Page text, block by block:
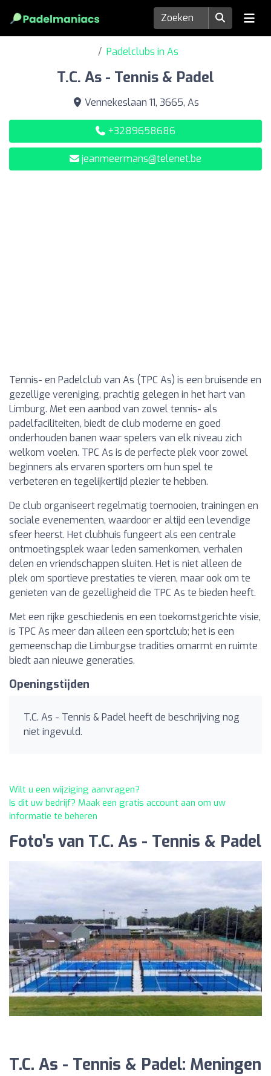
Padelclubs in As
T.C. As - Tennis & Padel
Vennekeslaan 11, 3665, As
+3289658686
jeanmeermans@telenet.be
Tennis- en Padelclub van As (TPC As) is een bruisende en
gezellige vereniging, prachtig gelegen in het hart van
Limburg. Met een aanbod van zowel tennis- als
padelfaciliteiten, biedt de club moderne en goed
onderhouden banen waar spelers van elk niveau zich
welkom voelen. TPC As is de perfecte plek voor zowel
beginners als ervaren sporters om hun spel te
verbeteren en tegelijkertijd plezier te hebben.
De club organiseert regelmatig toernooien, trainingen en
sociale evenementen, waardoor er altijd een levendige
sfeer heerst. Het clubhuis fungeert als een centrale
ontmoetingsplek waar leden samenkomen, verhalen
delen en vriendschappen sluiten. Het is niet alleen de
plek om sportieve prestaties te vieren, maar ook om te
genieten van de gezelligheid die TPC As te bieden heeft.
Met een rijke geschiedenis en een toekomstgerichte visie,
is TPC As meer dan alleen een sportclub; het is een
gemeenschap die Limburgse tradities omarmt en ruimte
biedt aan nieuwe generaties.
Openingstijden
T.C. As - Tennis & Padel heeft de beschrijving nog
niet ingevuld.
Wilt u een wijziging aanvragen?
Is dit uw bedrijf? Maak een gratis account aan om uw
informatie te beheren
Foto's van T.C. As - Tennis & Padel
T.C. As - Tennis & Padel: Meningen